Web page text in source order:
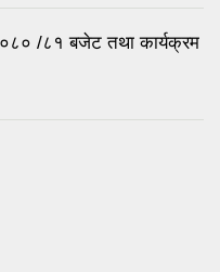
/८१ बजेट तथा कार्यक्रम